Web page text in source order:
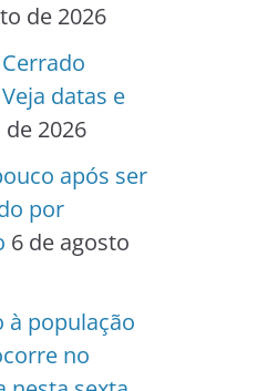
de 2026
datas e
2026
após ser
por
6 de agosto
à população
no